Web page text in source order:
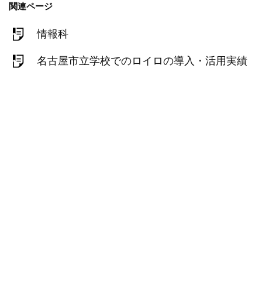
関連ページ
情報科
名古屋市立学校でのロイロの導入・活用実績